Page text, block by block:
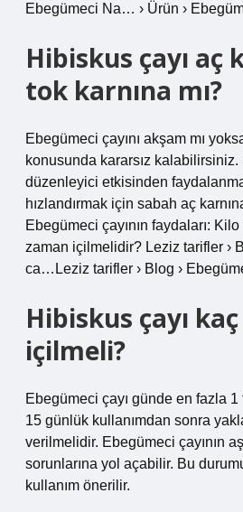
Ebegümeci Na… › Ürün ›
Hibiskus çayı aç
tok karnına mı?
Ebegümeci çayını akşam mı
konusunda kararsız
düzenleyici etkisinden
hızlandırmak için sabah aç
Ebegümeci çayının faydaları:
zaman içilmelidir? Leziz tarifler ›
ca…Leziz tarifler › Blog ›
Hibiskus çayı
içilmeli?
Ebegümeci çayı günde en fazla
15 günlük kullanımdan sonra
verilmelidir. Ebegümeci çayının
sorunlarına yol açabilir. Bu
kullanım önerilir.